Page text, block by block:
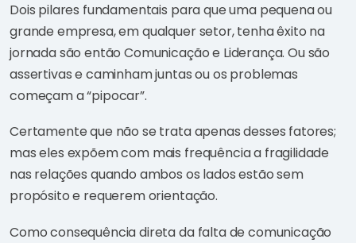
Dois pilares fundamentais para que uma pequena ou
grande empresa, em qualquer setor, tenha êxito na
jornada são então Comunicação e Liderança. Ou são
assertivas e caminham juntas ou os problemas
começam a “pipocar”.
Certamente que não se trata apenas desses fatores;
mas eles expõem com mais frequência a fragilidade
nas relações quando ambos os lados estão sem
propósito e requerem orientação.
Como consequência direta da falta de comunicação